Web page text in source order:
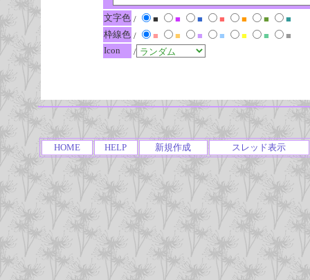
文字色 / ■ ■ ■ ■ ■ ■
■
枠線色 / ■ ■ ■ ■ ■ ■
■
Icon
/
HOME HELP 新規作成 スレッド表示